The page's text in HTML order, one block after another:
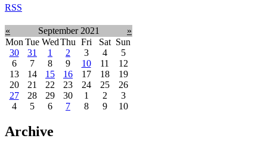
RSS
« September 2021
»
Mon Tue WedThu Fri Sat Sun
30
31 1 2 3 4
5
6
7 8 9 10 11
12
13
14 15 16 17 18
19
20
21 22 23 24 25
26
27
28 29 30 1 2
3
4
5 6 7 8 9 10
Archive